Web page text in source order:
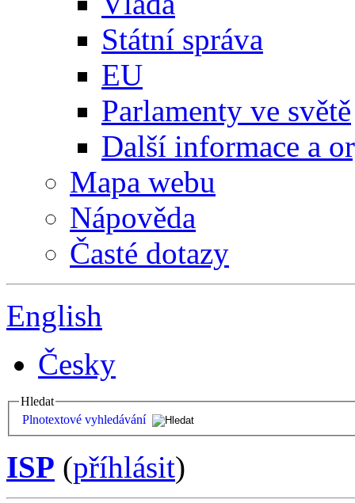
Státní správa
EU
Parlamenty ve světě
Další informace a
Mapa webu
Nápověda
Časté dotazy
English
Česky
Hledat
Plnotextové vyhledávání
ISP (příhlásit)